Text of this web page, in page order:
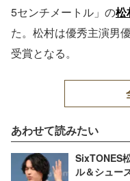
5センチメートル」の松
た。松村は優秀主演男
受賞となる。
あわせて読みたい
SixTONES
ル＆シュー